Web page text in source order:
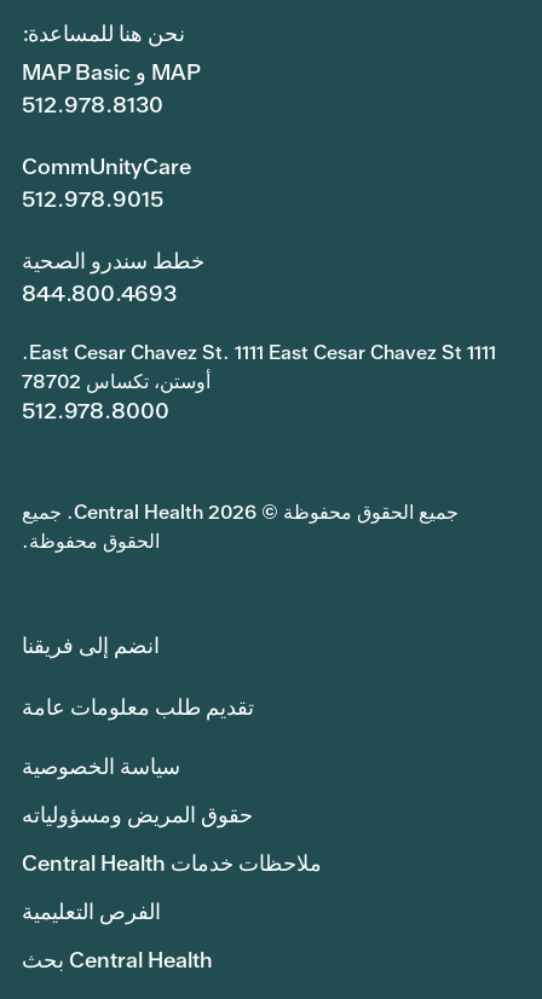
نحن هنا للمساعدة:
MAP و MAP Basic
512.978.8130
CommUnityCare
512.978.9015
خطط سندرو الصحية
844.800.4693
1111 East Cesar Chavez St. 1111 East Cesar Chavez St.
أوستن، تكساس 78702
512.978.8000
جميع الحقوق محفوظة © 2026 Central Health. جميع
الحقوق محفوظة.
انضم إلى فريقنا
تقديم طلب معلومات عامة
سياسة الخصوصية
حقوق المريض ومسؤولياته
ملاحظات خدمات Central Health
الفرص التعليمية
Central Health بحث